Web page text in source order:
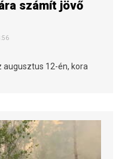
számít jövő
12-én, kora